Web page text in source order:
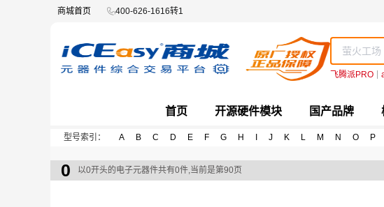
商城首页 400-626-1616转1
飞腾派PRO
首页 开源硬件模块 国产品牌
型号索引： A B C D E F G H J K L M N O P
0 以0开头的电子元器件共有0件,当前是第90页